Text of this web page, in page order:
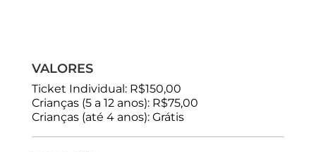
VALORES
Ticket Individual: R$150,00
Crianças (5 a 12 anos): R$75,00
Crianças (até 4 anos): Grátis